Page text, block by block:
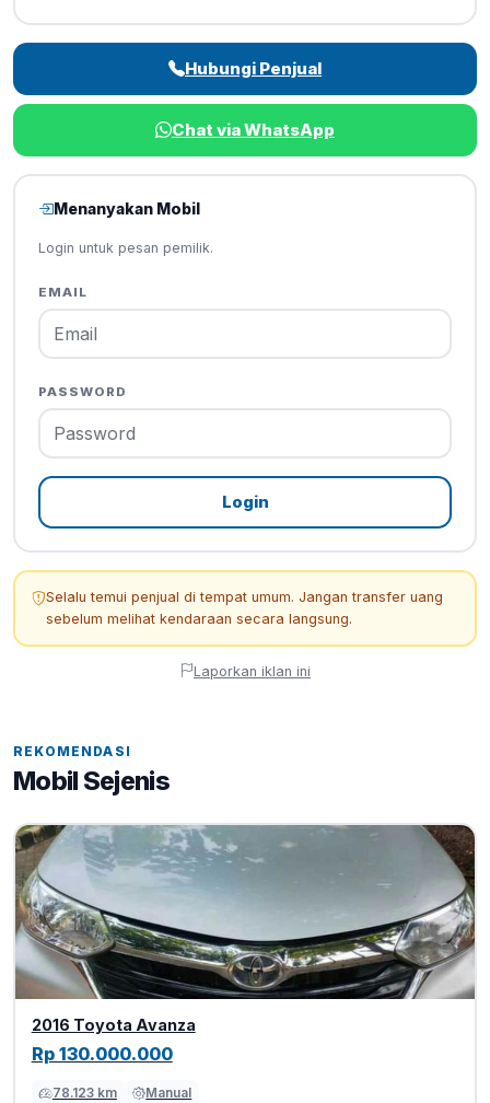
Hubungi Penjual
Chat via WhatsApp
Menanyakan Mobil
Login untuk pesan pemilik.
EMAIL
PASSWORD
Login
Selalu temui penjual di tempat umum. Jangan transfer uang
sebelum melihat kendaraan secara langsung.
Laporkan iklan ini
REKOMENDASI
Mobil Sejenis
2016 Toyota Avanza
Rp 130.000.000
78.123 km Manual